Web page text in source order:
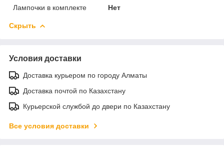
Лампочки в комплекте
Нет
Скрыть
Условия доставки
Доставка курьером по городу Алматы
Доставка почтой по Казахстану
Курьерской службой до двери по Казахстану
Все условия доставки